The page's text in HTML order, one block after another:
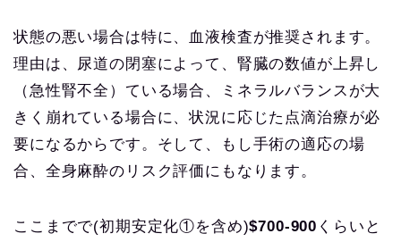
状態の悪い場合は特に、血液検査が推奨されます。
理由は、尿道の閉塞によって、腎臓の数値が上昇し
（急性腎不全）ている場合、ミネラルバランスが大
きく崩れている場合に、状況に応じた点滴治療が必
要になるからです。そして、もし手術の適応の場
合、全身麻酔のリスク評価にもなります。
ここまでで(初期安定化①を含め)$700-900 くらいと